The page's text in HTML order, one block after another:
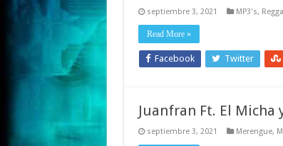
septiembre 3, 2021 MP3's,
Read More »
Facebook Twitter
Juanfran Ft. El Micha
septiembre 3, 2021 Merengue,